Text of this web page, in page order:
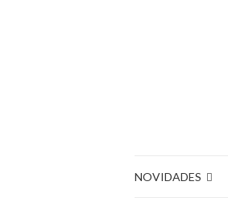
NOVIDADES